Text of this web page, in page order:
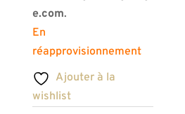
e.com.
En
réapprovisionnement
Ajouter à la
wishlist